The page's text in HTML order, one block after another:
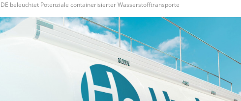
beleuchtet Potenziale containerisierter Wasserstofftransporte